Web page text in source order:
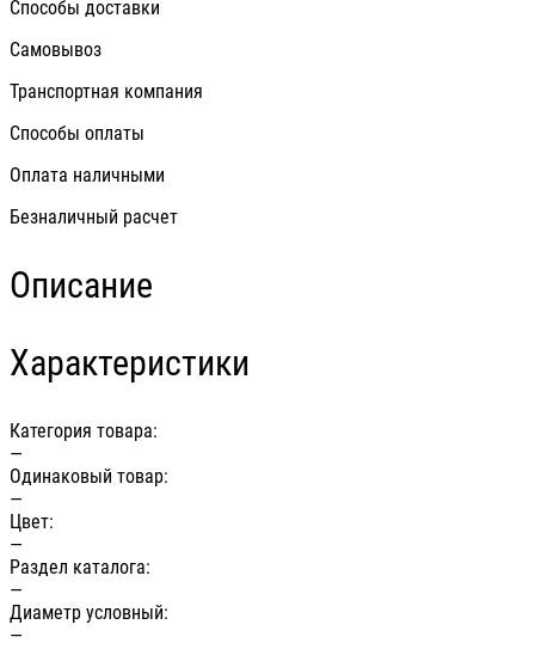
Способы доставки
Самовывоз
Транспортная компания
Способы оплаты
Оплата наличными
Безналичный расчет
Описание
Характеристики
Категория товара:
—
Одинаковый товар:
—
Цвет:
—
Раздел каталога:
—
Диаметр условный:
—